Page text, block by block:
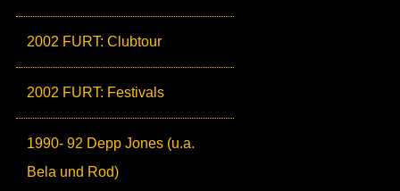
2002 FURT: Clubtour
2002 FURT: Festivals
1990- 92 Depp Jones (u.a.
Bela und Rod)